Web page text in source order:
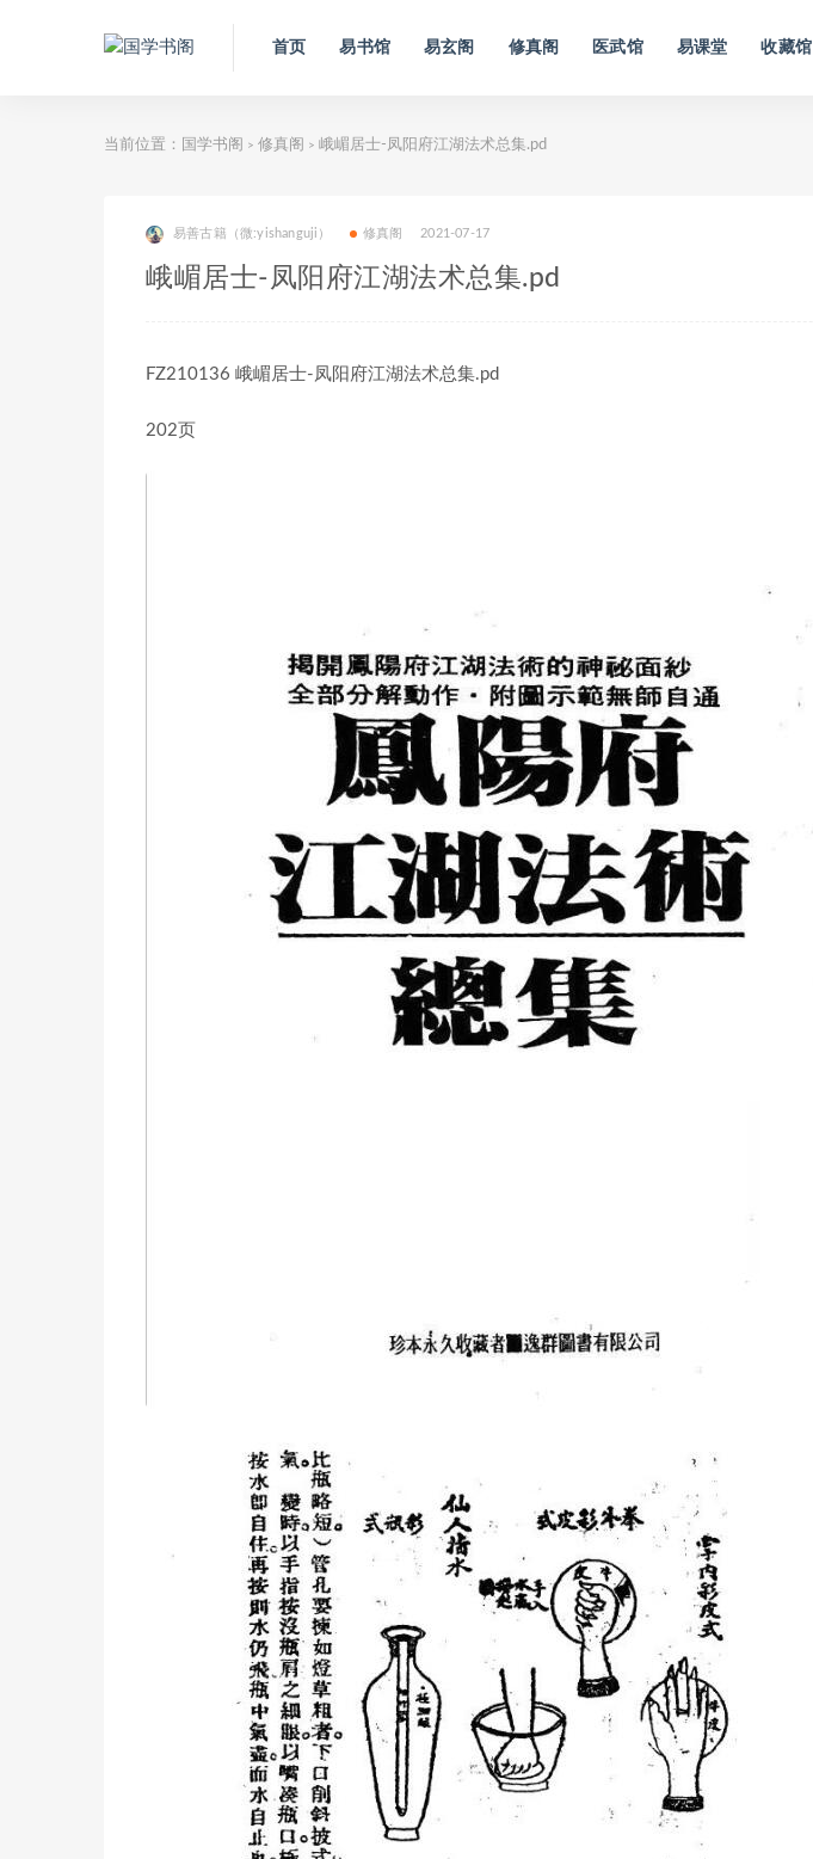
首页 易书馆 易玄阁 修真阁 医武馆 易课堂 收藏馆
当前位置： 国学书阁 > 修真阁 > 峨嵋居士-凤阳府江湖法术总集.pd
易善古籍（微:yishanguji） 修真阁 2021-07-17
峨嵋居士-凤阳府江湖法术总集.pd
FZ210136 峨嵋居士-凤阳府江湖法术总集.pd
202页